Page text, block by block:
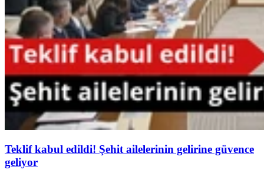
Teklif kabul edildi! Şehit ailelerinin gelirine güvence
geliyor